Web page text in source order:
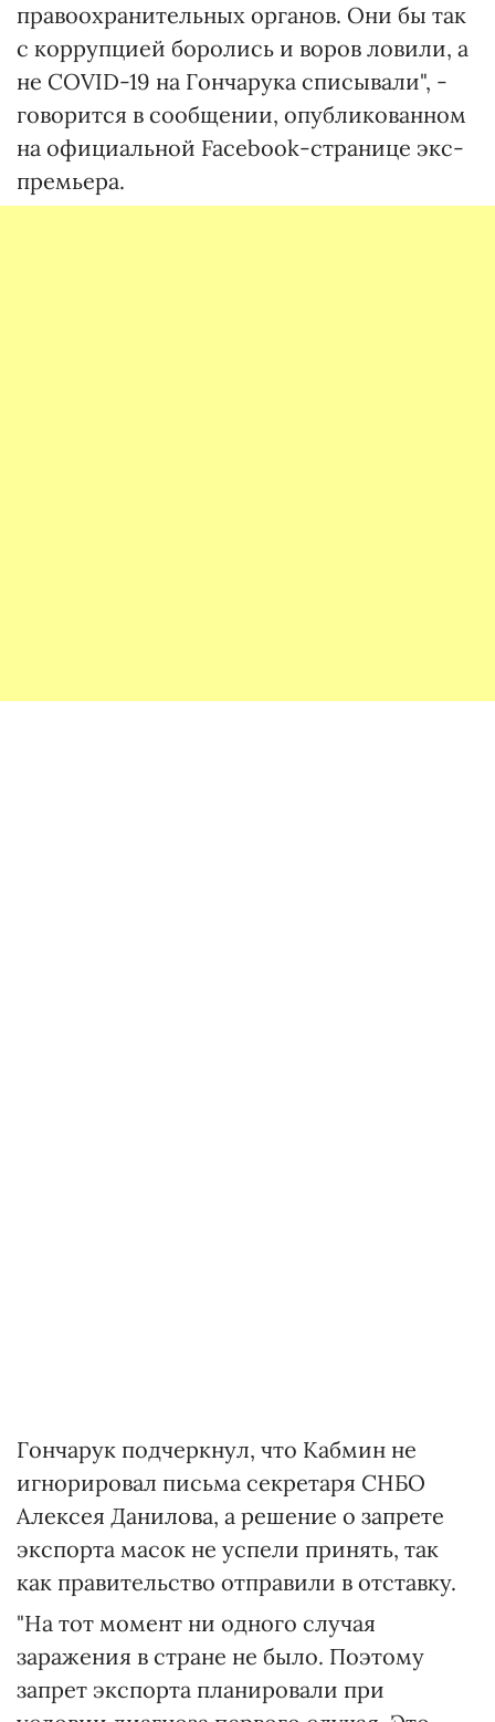
правоохранительных органов. Они бы так
с коррупцией боролись и воров ловили, а
не COVID-19 на Гончарука списывали", -
говорится в сообщении, опубликованном
на официальной Facebook-странице экс-
премьера.
Гончарук подчеркнул, что Кабмин не
игнорировал письма секретаря СНБО
Алексея Данилова, а решение о запрете
экспорта масок не успели принять, так
как правительство отправили в отставку.
"На тот момент ни одного случая
заражения в стране не было. Поэтому
запрет экспорта планировали при